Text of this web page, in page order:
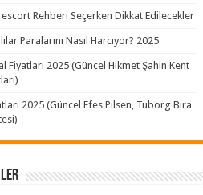
escort Rehberi Seçerken Dikkat Edilecekler
Paralarını Nasıl Harcıyor? 2025
Fiyatları 2025 (Güncel Hikmet Şahin Kent
2025 (Güncel Efes Pilsen, Tuborg Bira